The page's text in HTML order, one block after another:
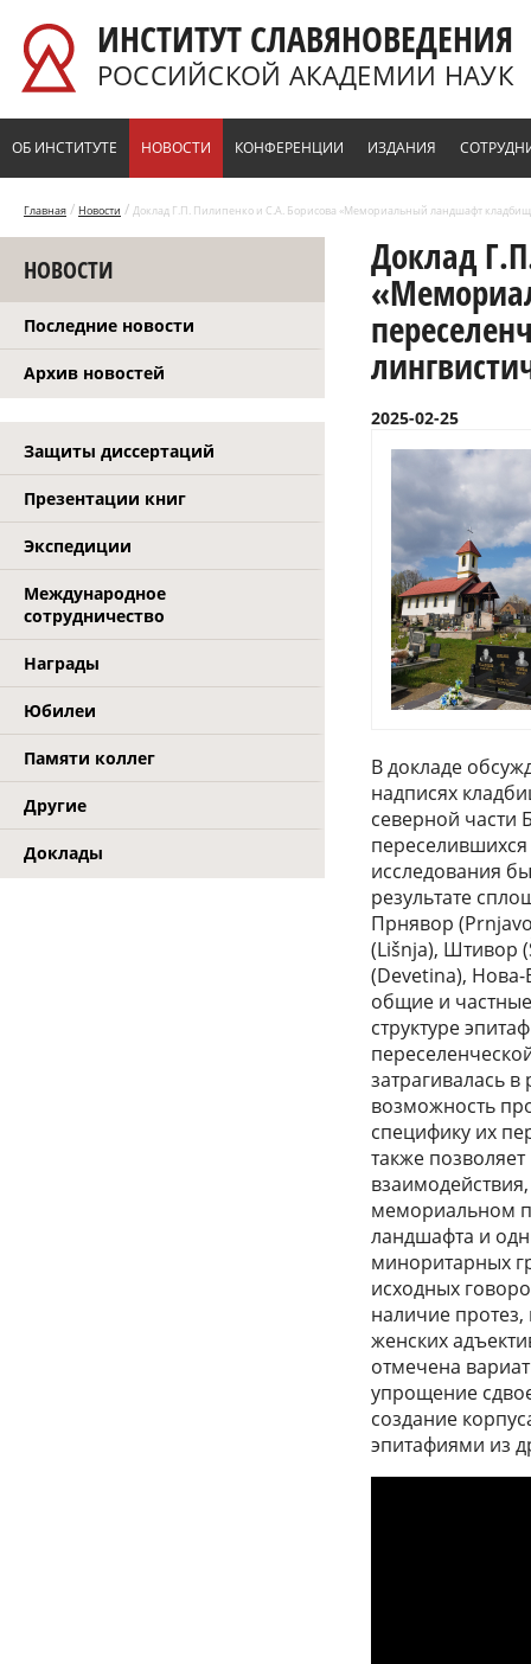
ИНСТИТУТ СЛАВЯНОВЕДЕНИЯ
РОССИЙСКОЙ АКАДЕМИИ НАУК
ОБ ИНСТИТУТЕ НОВОСТИ КОНФЕРЕНЦИИ ИЗДАНИЯ
Главная / Новости / Доклад Г.П. Пилипенко и С.А. Борисова «Мемориальный ландшафт кладбищ
НОВОСТИ
Последние новости
Архив новостей
Защиты диссертаций
Презентации книг
Экспедиции
Международное
сотрудничество
Награды
Юбилеи
Памяти коллег
Другие
Доклады
Доклад
2025-02-25
В докладе
надписях
северной части
переселившихся
исследования
результате
Прнявор
(Lišnja), Штивор
(Devetina), Нова-
общие и
структуре
затрагивалась
возможность
специфику их
также
мемориальном
ландшафта и
миноритарных
исходных
наличие
женских
отмечена
упрощение
создание
эпитафиями из